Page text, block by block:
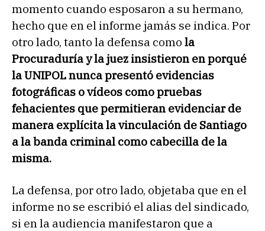
momento cuando esposaron a su hermano,
hecho que en el informe jamás se indica. Por
otro lado, tanto la defensa como la
Procuraduría y la juez insistieron en porqué
la UNIPOL nunca presentó evidencias
fotográficas o vídeos como pruebas
fehacientes que permitieran evidenciar de
manera explícita la vinculación de Santiago
a la banda criminal como cabecilla de la
misma.
La defensa, por otro lado, objetaba que en el
informe no se escribió el alias del sindicado,
si en la audiencia manifestaron que a